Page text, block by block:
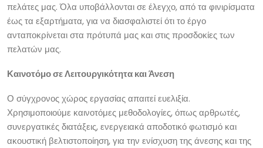
πελάτες μας. Όλα υποβάλλονται σε έλεγχο, από τα φινιρίσματα
έως τα εξαρτήματα, για να διασφαλιστεί ότι το έργο
ανταποκρίνεται στα πρότυπά μας και στις προσδοκίες των
πελατών μας.
Καινοτόμο σε Λειτουργικότητα και Άνεση
Ο σύγχρονος χώρος εργασίας απαιτεί ευελιξία.
Χρησιμοποιούμε καινοτόμες μεθοδολογίες, όπως αρθρωτές,
συνεργατικές διατάξεις, ενεργειακά αποδοτικό φωτισμό και
ακουστική βελτιστοποίηση, για την ενίσχυση της άνεσης και της